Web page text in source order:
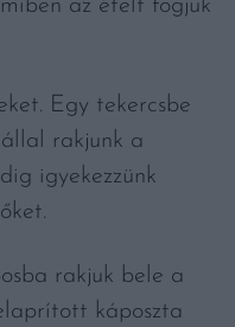
az ételt fogjuk
Egy tekercsbe
rakjunk a
igyekezzünk
rakjuk bele a
káposzta